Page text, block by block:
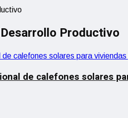
Productivo
de calefones solares